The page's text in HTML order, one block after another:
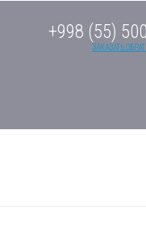
+998 (55)
ЗАКАЗАТЬ